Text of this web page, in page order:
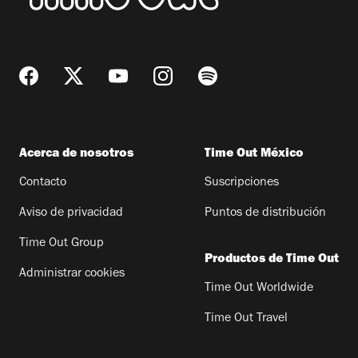
Acerca de nosotros
Contacto
Aviso de privacidad
Time Out Group
Administrar cookies
Time Out México
Suscripciones
Puntos de distribución
Productos de Time Out
Time Out Worldwide
Time Out Travel